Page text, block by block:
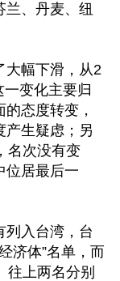
、丹麦、纽
大幅下滑，从2
变化主要归
态度转变，
产生疑虑；另
名次没有变
位居最后一
列入台湾，台
济体”名单，而
往上两名分别